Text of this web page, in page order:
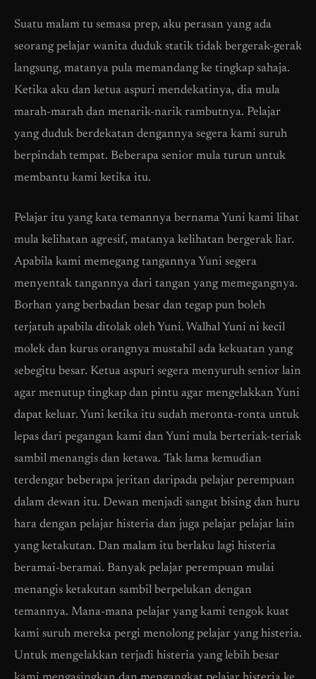
Suatu malam tu semasa prep, aku perasan yang ada
seorang pelajar wanita duduk statik tidak bergerak-gerak
langsung, matanya pula memandang ke tingkap sahaja.
Ketika aku dan ketua aspuri mendekatinya, dia mula
marah-marah dan menarik-narik rambutnya. Pelajar
yang duduk berdekatan dengannya segera kami suruh
berpindah tempat. Beberapa senior mula turun untuk
membantu kami ketika itu.
Pelajar itu yang kata temannya bernama Yuni kami lihat
mula kelihatan agresif, matanya kelihatan bergerak liar.
Apabila kami memegang tangannya Yuni segera
menyentak tangannya dari tangan yang memegangnya.
Borhan yang berbadan besar dan tegap pun boleh
terjatuh apabila ditolak oleh Yuni. Walhal Yuni ni kecil
molek dan kurus orangnya mustahil ada kekuatan yang
sebegitu besar. Ketua aspuri segera menyuruh senior lain
agar menutup tingkap dan pintu agar mengelakkan Yuni
dapat keluar. Yuni ketika itu sudah meronta-ronta untuk
lepas dari pegangan kami dan Yuni mula berteriak-teriak
sambil menangis dan ketawa. Tak lama kemudian
terdengar beberapa jeritan daripada pelajar perempuan
dalam dewan itu. Dewan menjadi sangat bising dan huru
hara dengan pelajar histeria dan juga pelajar pelajar lain
yang ketakutan. Dan malam itu berlaku lagi histeria
beramai-beramai. Banyak pelajar perempuan mulai
menangis ketakutan sambil berpelukan dengan
temannya. Mana-mana pelajar yang kami tengok kuat
kami suruh mereka pergi menolong pelajar yang histeria.
Untuk mengelakkan terjadi histeria yang lebih besar